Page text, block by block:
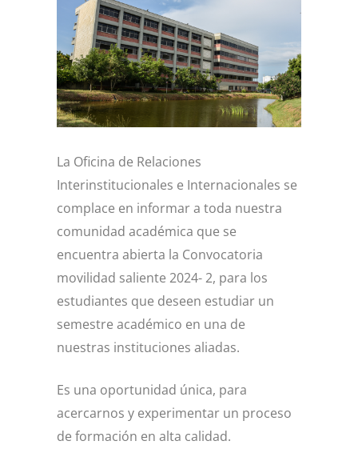
La Oficina de Relaciones
Interinstitucionales e Internacionales se
complace en informar a toda nuestra
comunidad académica que se
encuentra abierta la Convocatoria
movilidad saliente 2024- 2, para los
estudiantes que deseen estudiar un
semestre académico en una de
nuestras instituciones aliadas.
Es una oportunidad única, para
acercarnos y experimentar un proceso
de formación en alta calidad.